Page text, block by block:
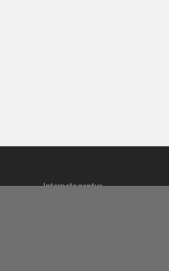
Internetagentur